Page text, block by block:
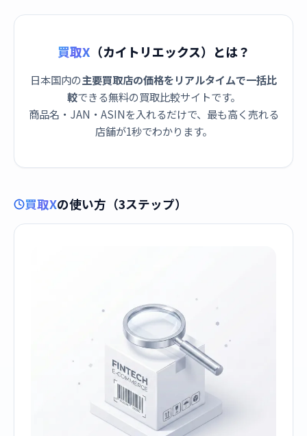
買取X （カイトリエックス）とは？
日本国内の主要買取店の価格をリアルタイムで一括比
較できる無料の買取比較サイトです。
商品名・JAN・ASINを入れるだけで、最も高く売れる
店舗が1秒でわかります。
買取Xの使い方（3ステップ）